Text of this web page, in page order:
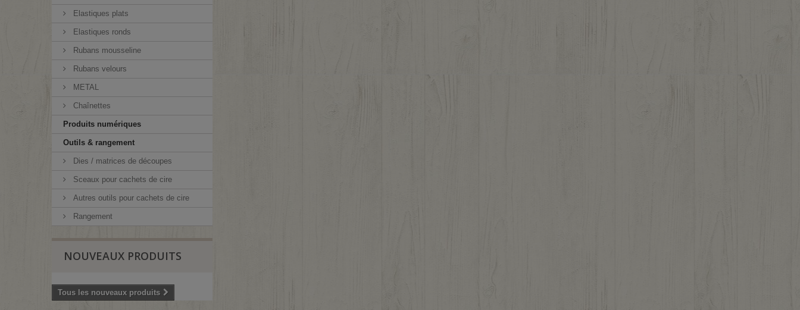
Elastiques plats
Elastiques ronds
Rubans mousseline
Rubans velours
METAL
Chaînettes
Produits numériques
Outils & rangement
Dies / matrices de découpes
Sceaux pour cachets de cire
Autres outils pour cachets de cire
Rangement
NOUVEAUX PRODUITS
Tous les nouveaux produits